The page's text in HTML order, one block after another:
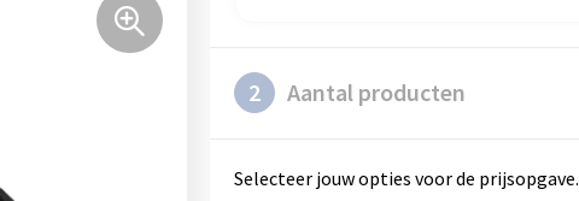
2 Aantal producten
Selecteer jouw opties voor de prijsopgave.